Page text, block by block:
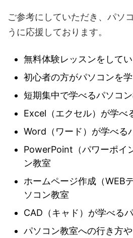
ご参考にしていただき、パソ
うに応援しております。
無料体験レッスンをして
初心者の方がパソコンを
短期集中で学べるパソコ
Excel（エクセル）が学べ
Word（ワード）が学べる
PowerPoint（パワーポイ
ン教室
ホームページ作成（WEB
ソコン教室
CAD（キャド）が学べる
パソコン教室への行き方